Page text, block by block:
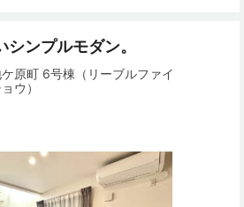
ンプルモダン。
原町 6号棟（リーブルファイ
ウ）